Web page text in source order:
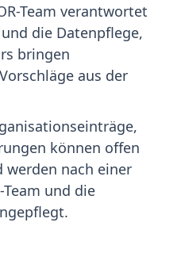
Team verantwortet
die Datenpflege,
bringen
aus der
können offen
werden nach einer
Team und die